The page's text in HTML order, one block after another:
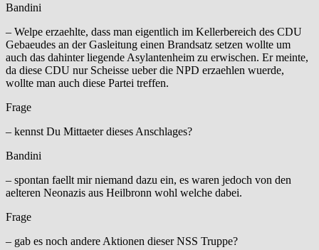
Bandini
– Welpe erzaehlte, dass man eigentlich im Kellerbereich des CDU
Gebaeudes an der Gasleitung einen Brandsatz setzen wollte um
auch das dahinter liegende Asylantenheim zu erwischen. Er meinte,
da diese CDU nur Scheisse ueber die NPD erzaehlen wuerde,
wollte man auch diese Partei treffen.
Frage
– kennst Du Mittaeter dieses Anschlages?
Bandini
– spontan faellt mir niemand dazu ein, es waren jedoch von den
aelteren Neonazis aus Heilbronn wohl welche dabei.
Frage
– gab es noch andere Aktionen dieser NSS Truppe?